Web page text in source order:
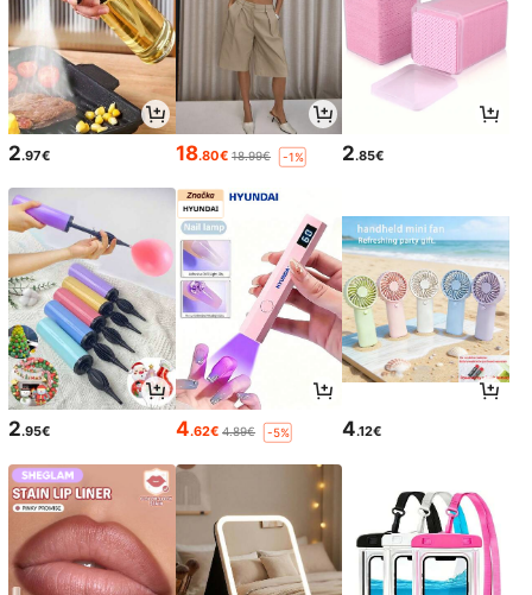
2.97€ 18.80€ 18.99€ -1% 2.85€
2.95€ 4.62€ 4.89€ -5% 4.12€